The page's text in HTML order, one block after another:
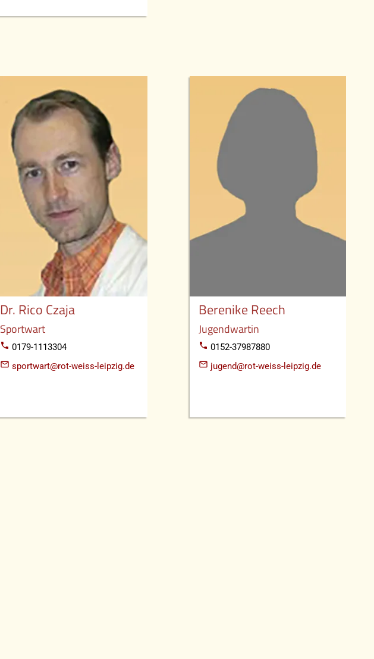
Dr. Rico Czaja
Sportwart
phone 0179-1113304
mail_outline sportwart@rot-weiss-leipzig.de
Berenike Reech
Jugendwartin
phone 0152-37987880
mail_outline jugend@rot-weiss-leipzig.de